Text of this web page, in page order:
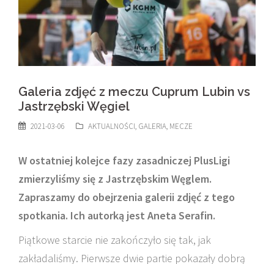
Galeria zdjęć z meczu Cuprum Lubin vs
Jastrzębski Węgiel
2021-03-06 AKTUALNOŚCI, GALERIA, MECZE
W ostatniej kolejce fazy zasadniczej PlusLigi
zmierzyliśmy się z Jastrzębskim Węglem.
Zapraszamy do obejrzenia galerii zdjęć z tego
spotkania. Ich autorką jest Aneta Serafin.
Piątkowe starcie nie zakończyło się tak, jak
zakładaliśmy. Pierwsze dwie partie pokazały dobrą